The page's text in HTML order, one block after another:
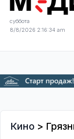
суббота
8/8/2026 2:16:35 am
Кино >